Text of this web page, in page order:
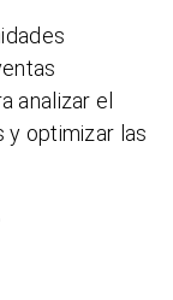
analizar el
y optimizar las